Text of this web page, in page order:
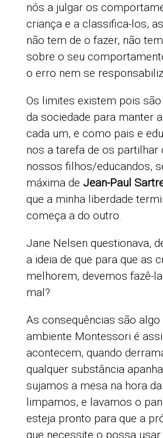
nós a julgar os
criança e a classifica-los,
não tem de o fazer, não
sobre o seu
o erro nem se
Os limites existem pois
da sociedade para manter
cada um, e como pais e
nos a tarefa de os partilhar
nossos filhos/educandos,
máxima de Jean-Paul
que a minha liberdade
começa a do outro.
Jane Nelsen questionava,
a ideia de que para que as
melhorem, devemos fazê-
mal?
As consequências são
ambiente Montessori é
acontecem, quando
qualquer substância
sujamos a mesa na hora
limpamos, e lavamos o
esteja pronto para que a
que necessite o possa usar….